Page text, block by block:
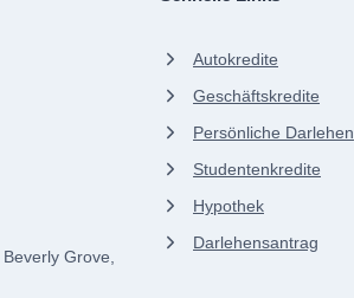
Grove,
Autokredite
Geschäftskredite
Persönliche Darlehen
Studentenkredite
Hypothek
Darlehensantrag